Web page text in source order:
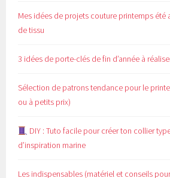
Mes idées de projets couture printemps été
de tissu
3 idées de porte-clés de fin d’année à
Sélection de patrons tendance pour le
ou à petits prix)
DIY : Tuto facile pour créer ton collier
d’inspiration marine
Les indispensables (matériel et conseils